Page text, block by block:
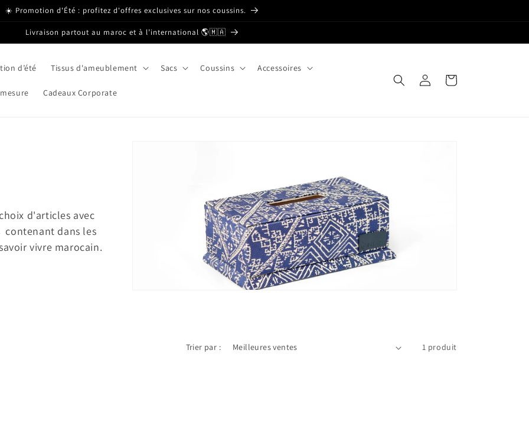
☀️ Promotion d'Été : profitez d'offres exclusives sur nos coussins.
Livraison partout au maroc et à l’international 🌎🇲🇦
d’été Tissus d'ameublement Sacs Coussins Accessoires
Cadeaux Corporate
Connexion Panier
d'articles avec
contenant dans les
vivre marocain.
Trier par : 1 produit